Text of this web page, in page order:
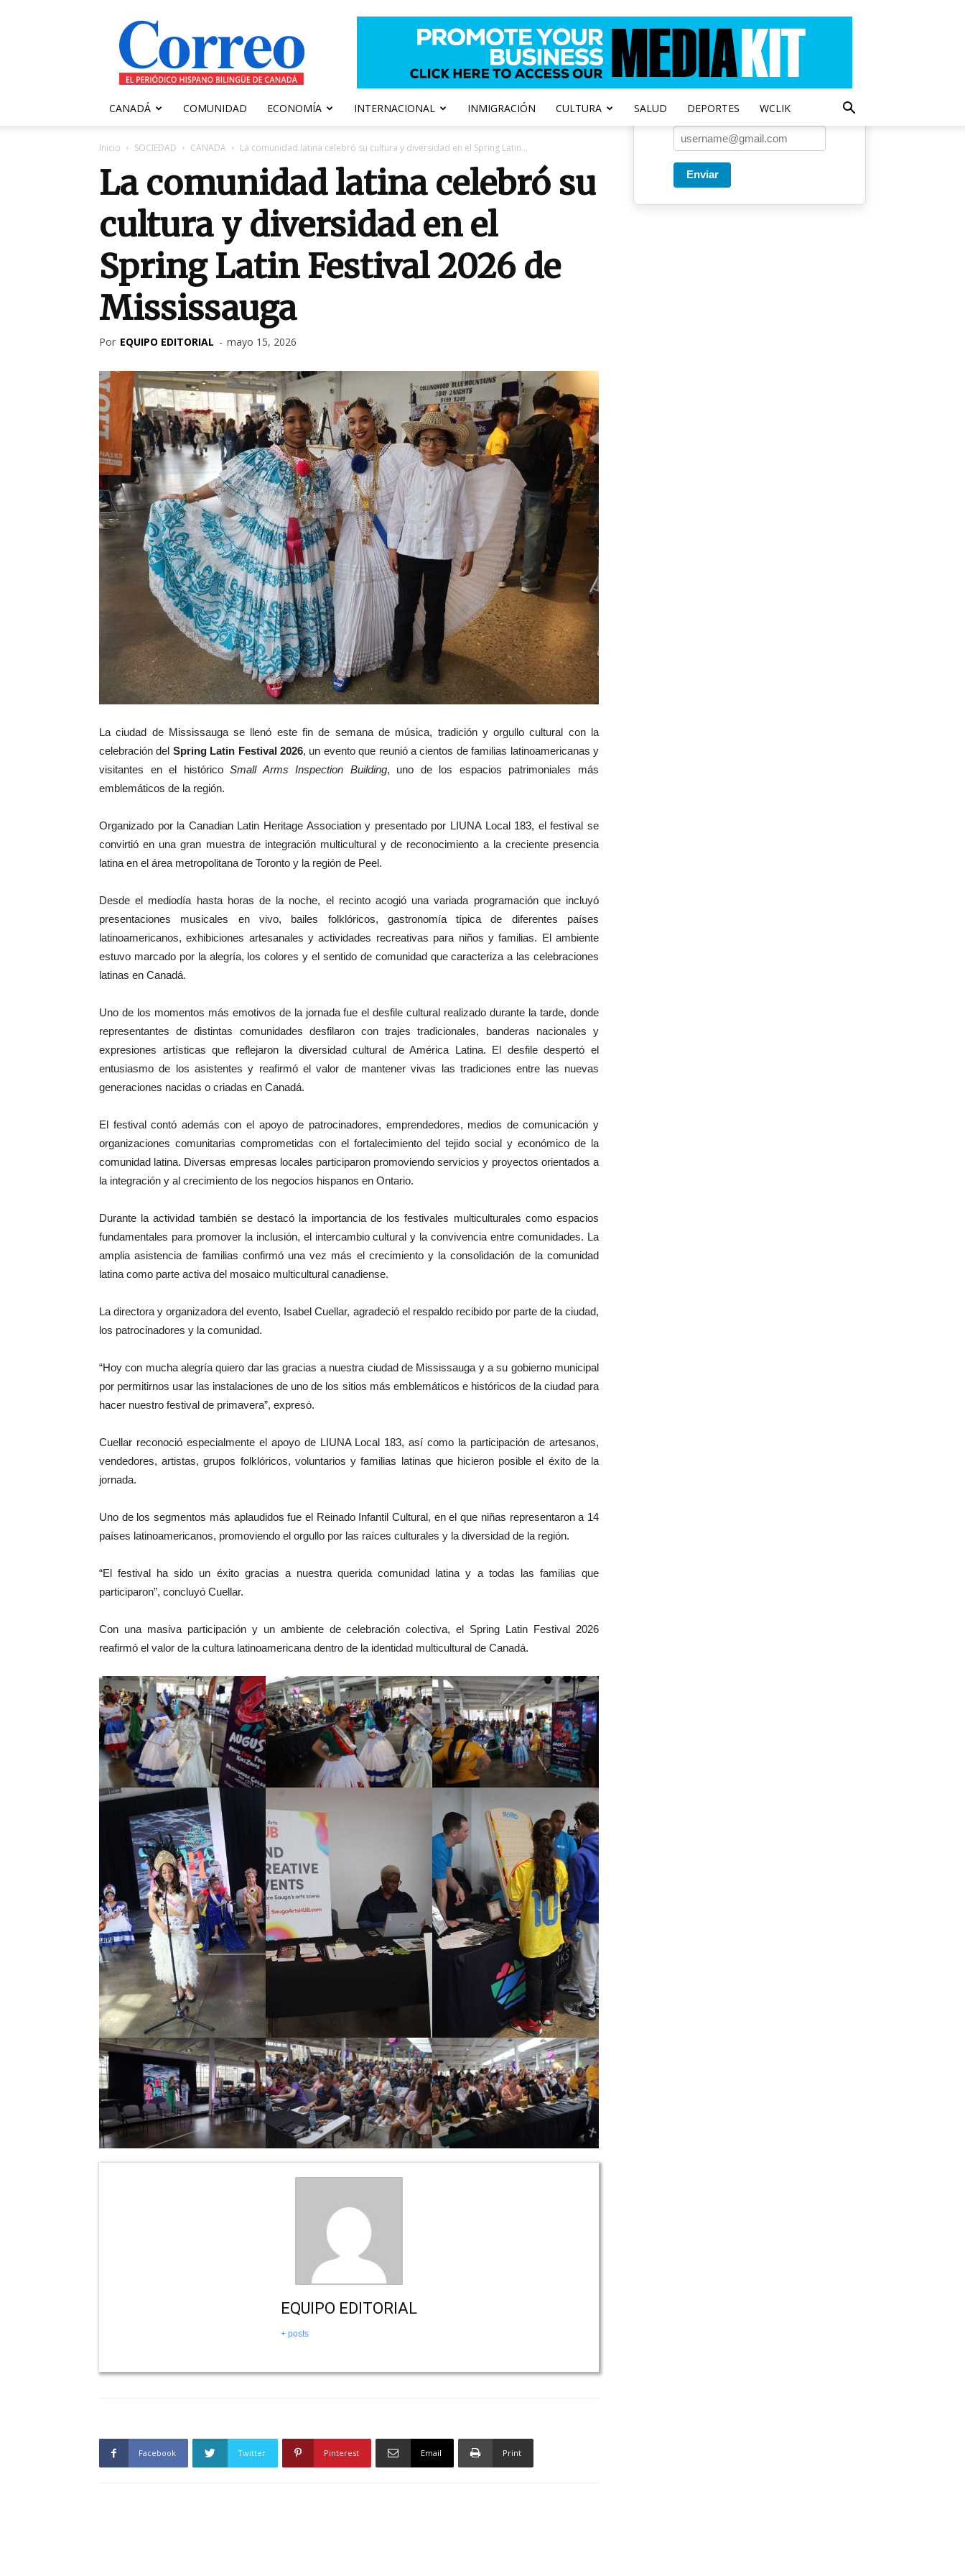
Correo
Canadiense
CANADÁ COMUNIDAD ECONOMÍA INTERNACIONAL INMIGRACIÓN CULTURA SALUD DEPORTES WCLIK
Inicio SOCIEDAD CANADA La comunidad latina celebró su cultura y diversidad en el Spring Latin...
La comunidad latina celebró su
cultura y diversidad en el
Spring Latin Festival 2026 de
Mississauga
Por EQUIPO EDITORIAL - mayo 15, 2026
La ciudad de Mississauga se llenó este fin de semana de música, tradición y orgullo cultural con la
celebración del Spring Latin Festival 2026, un evento que reunió a cientos de familias latinoamericanas y
visitantes en el históricoSmall Arms Inspection Building, uno de los espacios patrimoniales más
emblemáticos de la región.
Organizado por la Canadian Latin Heritage Association y presentado por LIUNA Local 183, el festival se
convirtió en una gran muestra de integración multicultural y de reconocimiento a la creciente presencia
latina en el área metropolitana de Toronto y la región de Peel.
Desde el mediodía hasta horas de la noche, el recinto acogió una variada programación que incluyó
presentaciones musicales en vivo, bailes folklóricos, gastronomía típica de diferentes países
latinoamericanos, exhibiciones artesanales y actividades recreativas para niños y familias. El ambiente
estuvo marcado por la alegría, los colores y el sentido de comunidad que caracteriza a las celebraciones
latinas en Canadá.
Uno de los momentos más emotivos de la jornada fue el desfile cultural realizado durante la tarde, donde
representantes de distintas comunidades desfilaron con trajes tradicionales, banderas nacionales y
expresiones artísticas que reflejaron la diversidad cultural de América Latina. El desfile despertó el
entusiasmo de los asistentes y reafirmó el valor de mantener vivas las tradiciones entre las nuevas
generaciones nacidas o criadas en Canadá.
El festival contó además con el apoyo de patrocinadores, emprendedores, medios de comunicación y
organizaciones comunitarias comprometidas con el fortalecimiento del tejido social y económico de la
comunidad latina. Diversas empresas locales participaron promoviendo servicios y proyectos orientados a
la integración y al crecimiento de los negocios hispanos en Ontario.
Durante la actividad también se destacó la importancia de los festivales multiculturales como espacios
fundamentales para promover la inclusión, el intercambio cultural y la convivencia entre comunidades. La
amplia asistencia de familias confirmó una vez más el crecimiento y la consolidación de la comunidad
latina como parte activa del mosaico multicultural canadiense.
La directora y organizadora del evento, Isabel Cuellar, agradeció el respaldo recibido por parte de la ciudad,
los patrocinadores y la comunidad.
“Hoy con mucha alegría quiero dar las gracias a nuestra ciudad de Mississauga y a su gobierno municipal
por permitirnos usar las instalaciones de uno de los sitios más emblemáticos e históricos de la ciudad para
hacer nuestro festival de primavera”, expresó.
Cuellar reconoció especialmente el apoyo de LIUNA Local 183, así como la participación de artesanos,
vendedores, artistas, grupos folklóricos, voluntarios y familias latinas que hicieron posible el éxito de la
jornada.
Uno de los segmentos más aplaudidos fue el Reinado Infantil Cultural, en el que niñas representaron a 14
países latinoamericanos, promoviendo el orgullo por las raíces culturales y la diversidad de la región.
“El festival ha sido un éxito gracias a nuestra querida comunidad latina y a todas las familias que
participaron”, concluyó Cuellar.
Con una masiva participación y un ambiente de celebración colectiva, el Spring Latin Festival 2026
reafirmó el valor de la cultura latinoamericana dentro de la identidad multicultural de Canadá.
EQUIPO EDITORIAL
+ posts
Facebook Twitter Pinterest Email Print
Una vez a la semana enviamos
Enviar
Entregado por SendPulse